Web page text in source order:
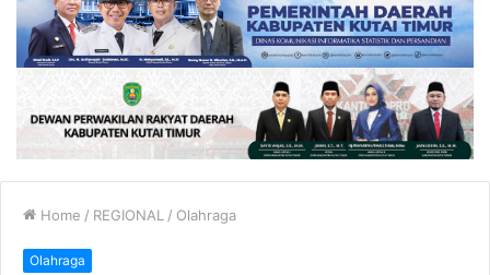
Home / REGIONAL / Olahraga
Olahraga